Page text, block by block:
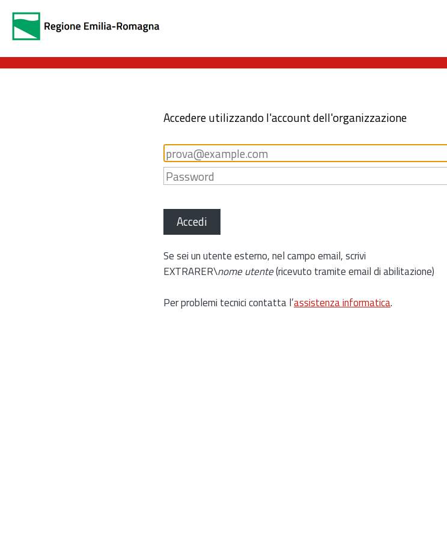
Accedere utilizzando l'account dell'organizzazione
Accedi
Se sei un utente esterno, nel campo email, scrivi
EXTRARER\nome utente(ricevuto tramite email di abilitazione)
Per problemi tecnici contatta l’assistenza informatica.